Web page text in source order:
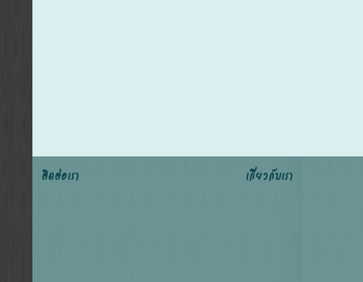
ติดต่อเรา เกี่ยวกับเรา